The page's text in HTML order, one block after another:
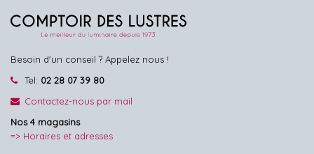
Besoin d'un conseil ? Appelez nous !
Tel: 02 28 07 39 80
Contactez-nous par mail
Nos 4 magasins
=> Horaires et adresses